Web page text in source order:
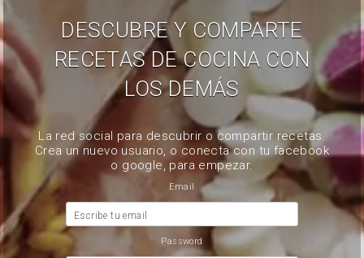
DESCUBRE Y COMPARTE
RECETAS DE COCINA CON
LOS DEMÁS
La red social para descubrir o compartir recetas.
Crea un nuevo usuario, o conecta con tu facebook
o google, para empezar.
Email
Escribe tu email
Password